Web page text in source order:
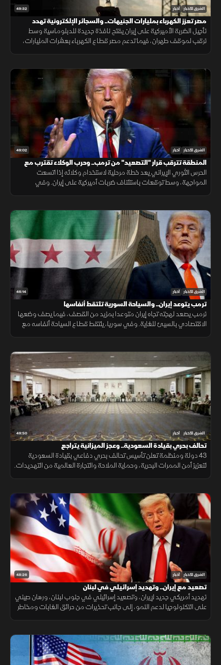
49:32 الشرق للأخبار أخبار
مصر تعزز الكهرباء بمليارات الجنيهات.. والسجائر الإلكترونية تهدد
المراهقين
تأجيل الضربة الأميركية على إيران يفتح نافذة جديدة للدبلوماسية وسط
ترقب لموقف طهران، فيما تدعم مصر قطاع الكهرباء بعشرات المليارات،
49:02 الشرق للأخبار أخبار
المنطقة تترقب قرار "التصعيد" من ترمب.. وحرب الوكلاء تقترب مع
اتساع المواجهة
الحرس الثوري الإيراني يعد خطة مرحلية لاستخدام وكلائه إذا اتسعت
المواجهة، وسط توقعات باستئناف ضربات أميركية على إيران. وفي
46:14 الشرق للأخبار أخبار
ترمب يتوعد إيران.. والسياحة السورية تلتقط أنفاسها
ترمب يصعد لهجته تجاه إيران متوعدا بمزيد من القصف، فيما يصف وضعها
الاقتصادي بالسيئ للغاية. وفي سوريا، يلتقط قطاع السياحة أنفاسه مع
49:50 الشرق للأخبار أخبار
تحالف بحري بقيادة السعودية.. وعجز الميزانية يتراجع
43 دولة ومنظمة تعلن تأسيس تحالف بحري دفاعي بقيادة السعودية
لتعزيز أمن الممرات البحرية، وحماية الملاحة والتجارة العالمية من التهديدات.
48:26 الشرق للأخبار أخبار
تصعيد مع إيران.. وتهديد إسرائيلي في لبنان
تهديد أمريكي جديد لإيران، وتصعيد إسرائيلي في جنوب لبنان، ورهان صيني
على التكنولوجيا لدعم النمو، إلى جانب تحذيرات من حرائق الغابات ومخاطر